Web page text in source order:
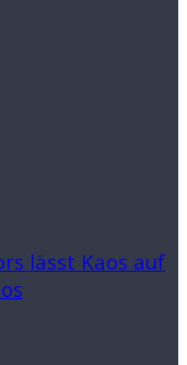
lässt Kaos auf